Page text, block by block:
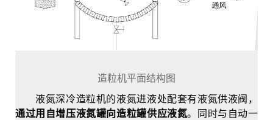
造粒机平面结构图
液氮深冷造粒机的液氮进液处配套有液氮供液阀，
通过用自增压液氮罐向造粒罐供应液氮。同时与自动一